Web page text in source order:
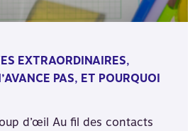
EXTRAORDINAIRES,
PAS, ET POURQUOI
d’œil Au fil des contacts